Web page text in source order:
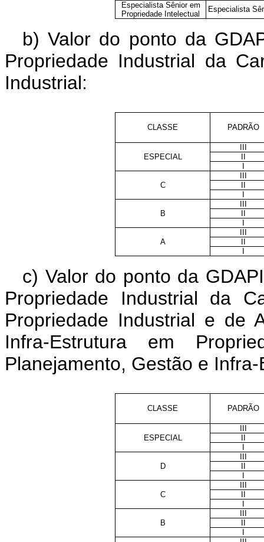
Especialista Sênior em
Propriedade Intelectual
Especialista
b) Valor do ponto da
Propriedade Industrial da
Industrial:
CLASSE PADRÃO
ESPECIAL
III
II
I
C
III
II
I
B
III
II
I
A
III
II
I
c) Valor do ponto da
Propriedade Industrial da
Propriedade Industrial e de
Infra-Estrutura em
Planejamento, Gestão e
CLASSE PADRÃO
ESPECIAL
III
II
I
D
III
II
I
C
III
II
I
B
III
II
I